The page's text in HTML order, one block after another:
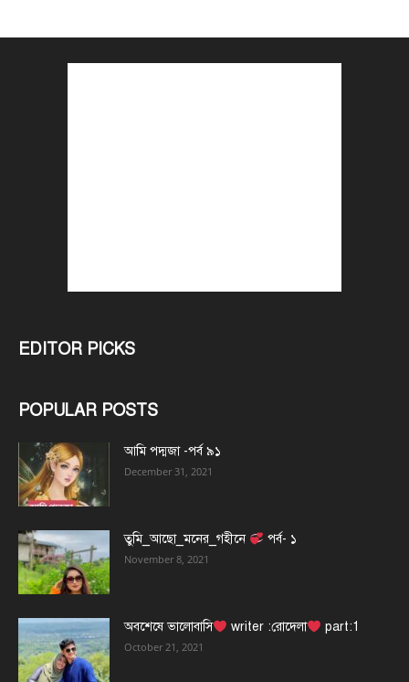
EDITOR PICKS
POPULAR POSTS
আমি পদ্মজা -পর্ব ৯১
December 31, 2021
তুমি_আছো_মনের_গহীনে পর্ব- ১
November 8, 2021
অবশেষে ভালোবাসি writer :রোদেলা part:1
October 21, 2021